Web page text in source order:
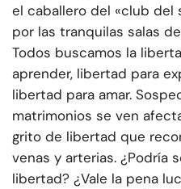
el caballero del «club del
por las tranquilas salas
Todos buscamos la
aprender, libertad para
libertad para amar.
matrimonios se ven
grito de libertad que
venas y arterias. ¿Podría
libertad? ¿Vale la pena